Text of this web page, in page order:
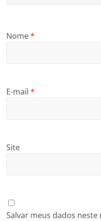
Nome*
E-mail*
Site
Salvar meus dados